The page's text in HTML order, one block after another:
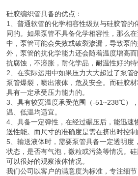
硅胶编织管具备的优点：
1、普通软管的化学相容性级别与硅胶管的
同的。如果泵管不具备化学相容性，那么
中，泵管可能会失效或破裂渗漏，导致泵
外，泵管的抗化学能力还会随着温度增高
抗腐蚀，不溶胀，耐化学品，耐温性好的特
2、在实际运用中如果压力大大超过了泵管
泵管爆裂，喷出液体，危及安全。而硅胶
具有一定承受压力能力的。
3、具有较宽温度承受范围（-51~238℃）
温、低温均适宜。
4、具备一定弹性，在经过碾压后，能迅速
送性能。而尺寸的准确度是需在挤出时控制
5、输送液体时，需要泵管具备一定透明度
状态，是否有气泡，微粒或污染等情况。
可以很好的观察液体情况。
我们公司以客户的满意度为标准，专注细